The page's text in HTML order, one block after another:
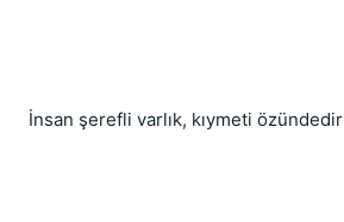
İnsan şerefli varlık, kıymeti özündedir